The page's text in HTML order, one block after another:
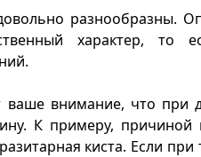
разнообразны.
характер, то
внимание, что при
К примеру, причиной
киста. Если